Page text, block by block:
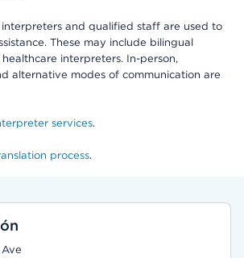
and qualified staff are used to
These may include bilingual
interpreters. In-person,
alternative modes of communication are
services.
process.